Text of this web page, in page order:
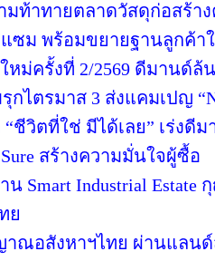
มท้าทายตลาดวัสดุก่อสร้า
ซม พร้อมขยายฐานลูกค้
ม่ครั้งที่ 2/2569 ดีมานด์ล้
กไตรมาส 3 ส่งแคมเปญ
ชีวิตที่ใช่ มีได้เลย” เร่งดี
สร้างความมั่นใจผู้ซื้อ
น Smart Industrial
ย
ณอสังหาฯไทย ผ่านแลนด์